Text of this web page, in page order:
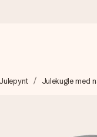
– så du kan give
Julekugle med